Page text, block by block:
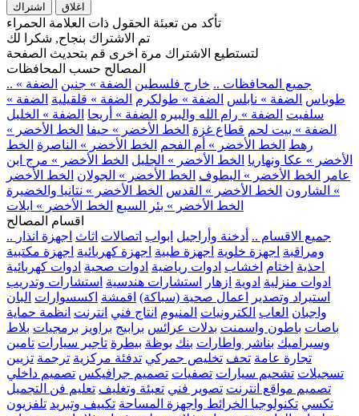
اشتراك اغلاق
تأكد من تعبئة الحقول ذات العلامة الحمراء
تم الاشتراك بنجاح, شكرا لك
لتستطيع الاشتراك مرة اخرى قم بتحديث الصفحة
المصالح حسب المحافظات
.. جميع المحافظات .. خارج فلسطين الضفة » جنين الضفة »
طوباس الضفة » نابلس الضفة » طولكرم الضفة » قلقيلية الضفة »
سلفيت الضفة » رام الله والبيره الضفة » أريحا الضفة » الخليل
الضفة » بيت لحم قطاع غزة الخط الأخضر » حيفا الخط الأخضر »
رهط الخط الأخضر » أم الفحم الخط الأخضر » الناصرة الخط
الأخضر » عكا ونهاريا الخط الأخضر » الجليل الخط الأخضر » مرج ابن
عامر
الخط الأخضر » البطوف الخط الأخضر » الجولان الخط الأخضر
» الشارون الخط الأخضر » القدس الخط الأخضر » نتانيا والخضيرة
الخط الأخضر » بئر السبع الخط الأخضر » ايلات
اقسام المصالح
.. جميع الاقسام .. أدخنة وأراجيل ابواب اتصالات اثاث اجهزة انذار
ومراقبة اجهزة خلوية اجهزة طبية اجهزة كهربائية اجهزة مكتبية
احذية اختام اخشاب ادوات رياضية ادوات صحية ادوات كهربائية
ادوات منزلية ادوية ازهار استشارات هندسية استشارات وتدريب
استيراد وتصدير
اعمال صحية (سباكة) اقمشة اكسسوارات البان
واجبان العاب الكترونيات المنيوم انتاج فني انترنت انظمة حماية
باصات باطون واسمنت بدلات عرائس برابيج براويز برمجيات بلاط
وسيراميك بناشر واطارات بنك بوظة بيطرة تاجير سيارات تامين
تجارة عامة تحف تخليص جمركي تدفئة مركزية ترجمة تزيين
تسجيلات تشحيم سيارات تصفيات تصميم جرافيكس تصميم داخلي
تصميم مواقع انترنت تصوير فني تعبئة وتغليف تعليم فن التجميل
تكسي تكنولوجيا الخرائط واجهزة المساحة تكييف وتبريد تلفزيون